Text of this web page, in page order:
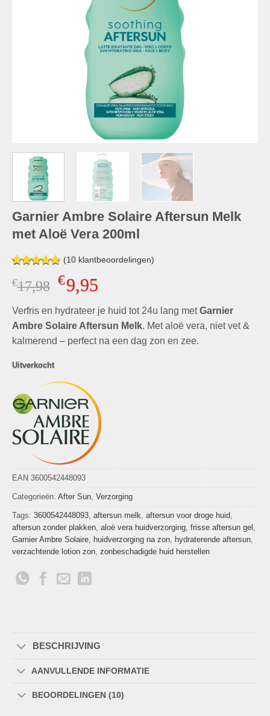
Garnier Ambre Solaire Aftersun Melk
met Aloë Vera 200ml
Gewaardeerd
4.89op 5
gebaseerd
waarderingen
(10klantbeoordelingen)
€17,98 Oorspronkelijke
prijs
was:
€17,98.
€9,95Huidige
is:
€9,95.
Verfris en hydrateer je huid tot 24u lang metGarnier
Ambre Solaire Aftersun Melk. Met aloë vera, niet vet &
kalmerend – perfect na een dag zon en zee.
Uitverkocht
EAN 3600542448093
Categorieën: After Sun, Verzorging
Tags: 3600542448093, aftersun melk, aftersun voor droge huid,
aftersun zonder plakken, aloë vera huidverzorging, frisse aftersun gel ,
Garnier Ambre Solaire, huidverzorging na zon, hydraterende aftersun,
verzachtende lotion zon, zonbeschadigde huid herstellen
BESCHRIJVING
AANVULLENDE INFORMATIE
BEOORDELINGEN (10)